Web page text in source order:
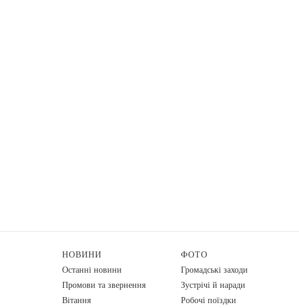
НОВИНИ
Останні новини
Промови та звернення
Вiтання
ФОТО
Громадські заходи
Зустрічі й наради
Робочі поїздки